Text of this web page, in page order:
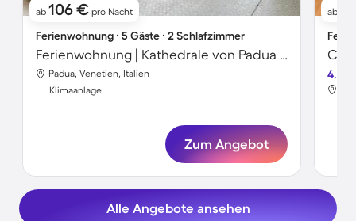
ab 106 € pro Nacht
Ferienwohnung ∙ 5 Gäste ∙ 2 Schlafzimmer
Ferienwohnung | Kathedrale von Padua in der Nähe
Padua, Venetien, Italien
Klimaanlage
Zum Angebot
ab
4.2
Alle Angebote ansehen